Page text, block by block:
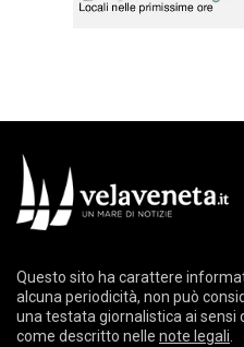
Questo sito ha carattere
alcuna periodicità, non può
una testata giornalistica ai sensi
come descritto nelle note legali